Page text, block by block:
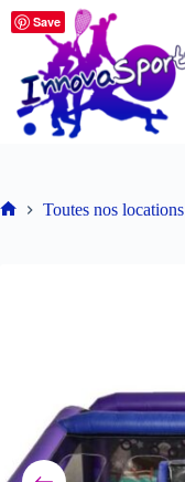
Passer
au
contenu
Toutes nos locations
Save